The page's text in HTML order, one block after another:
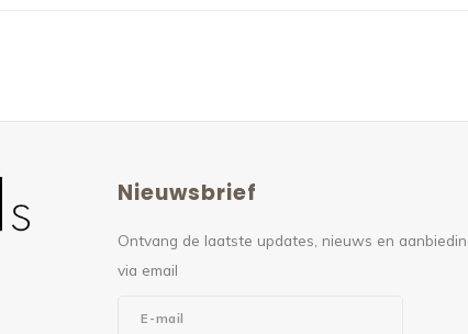
Nieuwsbrief
Ontvang de laatste updates, nieuws en
via email